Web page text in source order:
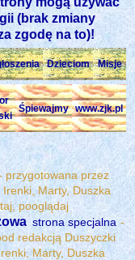
(brak zmiany
zgodę na to)!
Dzieciom Misje
Śpiewajmy www.zjk.pl
przygotowana przez
Marty, Duszka
pooglądaj
strona specjalna -
redakcją Duszyczki
Marty, Duszka